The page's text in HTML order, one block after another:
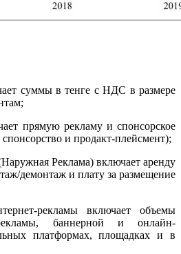
суммы в тенге с НДС в размере
прямую рекламу и спонсорское
и продакт-плейсмент);
Реклама) включает аренду
демонтаж и плату за размещение
рекламы включает объемы
рекламы, баннерной и онлайн-
платформах, площадках и в